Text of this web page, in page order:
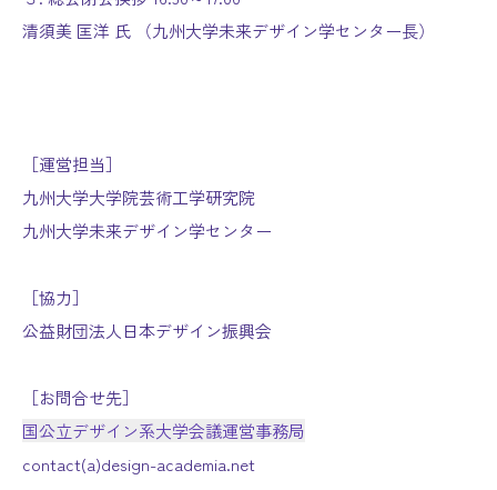
清須美 匡洋 氏 （九州大学未来デザイン学センター長）
［運営担当］
九州大学大学院芸術工学研究院
九州大学未来デザイン学センター
［協力］
公益財団法人日本デザイン振興会
［お問合せ先］
国公立デザイン系大学会議運営事務局
contact(a)design-academia.net